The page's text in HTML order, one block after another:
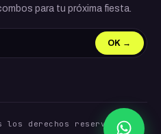
para tu próxima fiesta.
OK →
los derechos reservados.